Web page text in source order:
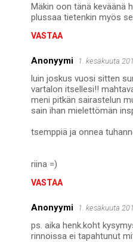
Mäkin oon tänä keväänä
plussaa tietenkin myös
VASTAA
Anonyymi 1. kesäkuuta
luin joskus vuosi sitten
vartalon itsellesi!!
meni pitkän sairastelun
sain ihan mielettömän
tsemppiä ja onnea
riina =)
VASTAA
Anonyymi 1. kesäkuuta
ps. aika henk.koht
rinnoissa ei tapahtunut